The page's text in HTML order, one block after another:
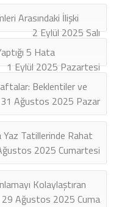
Arasındaki İlişki
2 Eylül 2025 Salı
5 Hata
1 Eylül 2025 Pazartesi
Beklentiler ve
31 Ağustos 2025 Pazar
Yaz Tatillerinde Rahat
2025 Cumartesi
Kolaylaştıran
29 Ağustos 2025 Cuma